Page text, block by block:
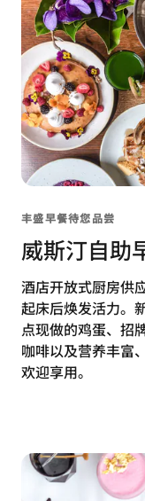
丰盛早餐待您品尝
威斯汀自助
酒店开放式厨房供
起床后焕发活力。
点现做的鸡蛋、招
咖啡以及营养丰富
欢迎享用。